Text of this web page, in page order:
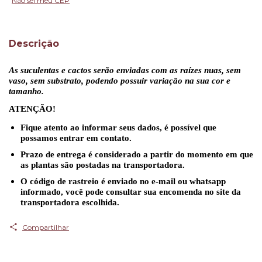
Descrição
As suculentas e cactos serão enviadas com as raízes nuas, sem
vaso, sem substrato, podendo possuir variação na sua cor e
tamanho.
ATENÇÃO!
Fique atento ao informar seus dados, é possível que
possamos entrar em contato.
Prazo de entrega é considerado a partir do momento em que
as plantas são postadas na transportadora.
O código de rastreio é enviado no e-mail ou whatsapp
informado, você pode consultar sua encomenda no site da
transportadora escolhida.
Compartilhar